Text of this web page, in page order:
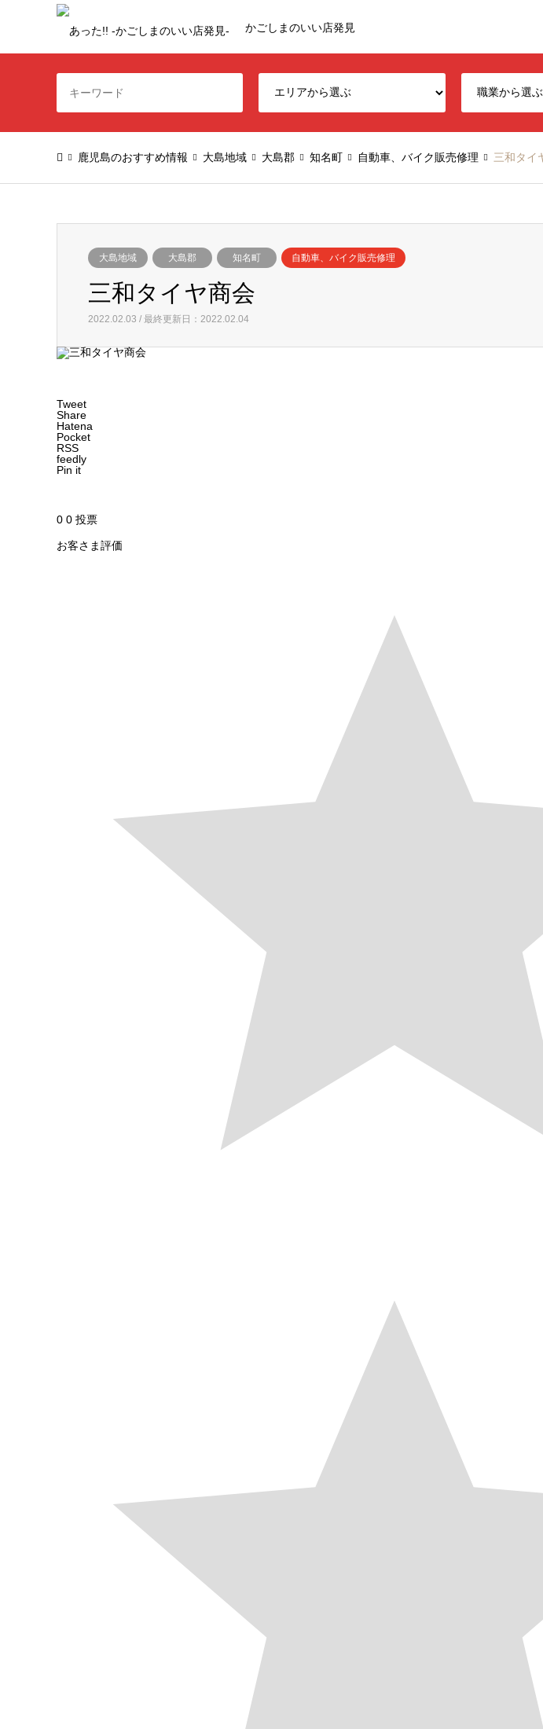
かごしまのいい店発見
鹿児島のおすすめ情報 大島地域 大島郡 知名町 自動車、バイク販売修理 三和タイ
大島地域 大島郡 知名町 自動車、バイク販売修理
三和タイヤ商会
2022.02.03 / 最終更新日：2022.02.04
Tweet
Share
Hatena
Pocket
RSS
feedly
Pin it
0 0 投票
お客さま評価